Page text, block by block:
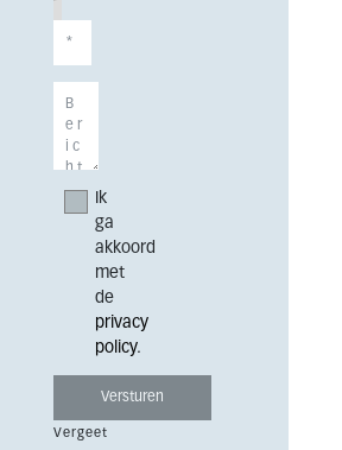
Ik
ga
akkoord
met
de
privacy
policy.
Vergeet